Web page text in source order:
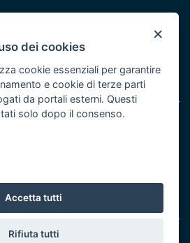
Puglia
del POR Puglia 2014/2020 -
© Regione Puglia
×
dei cookies
cookie essenziali per garantire
e cookie di terze parti
da portali esterni. Questi
solo dopo il consenso.
Accetta tutti
Rifiuta tutti